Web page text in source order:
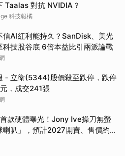
Taalas 對抗 NVIDIA？
科技報橘
信AI紅利能持久？SanDisk、美光
科技股谷底 6倍本益比引兩派論戰
- 立衛(5344)股價殺至跌停，跌停
，成交241張
款硬體曝光！Jony Ive操刀無螢
喇叭」，預計2027開賣、售價約